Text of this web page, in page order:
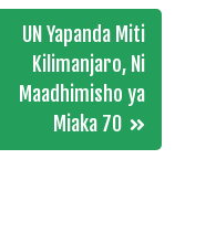
UN Yapanda Miti
Kilimanjaro, Ni
Maadhimisho ya
Miaka 70